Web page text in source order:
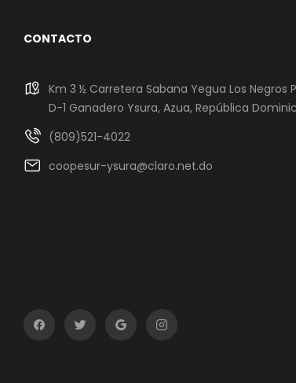
CONTACTO
Km 3 ½ Carretera Sabana Yegua Los Negros
D-1 Ganadero Ysura, Azua, República
(809)521-4022
coopesur-ysura@claro.net.do